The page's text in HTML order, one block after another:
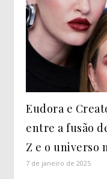
Eudora e
entre a fusão
Z e o universo
7 de janeiro de 2025